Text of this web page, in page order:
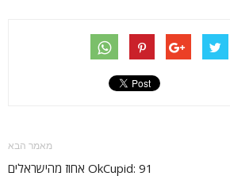
מאמר הבא
OkCupid: 91 אחוז מהישראלים